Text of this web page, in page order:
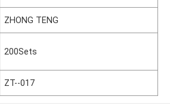
ZHONG TENG
200Sets
ZT--017